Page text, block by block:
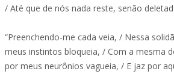
/ Até que de nós nada reste, senão
“Preenchendo-me cada veia, / Nessa
meus instintos bloqueia, / Com a mesma
por meus neurônios vagueia, / E jaz por